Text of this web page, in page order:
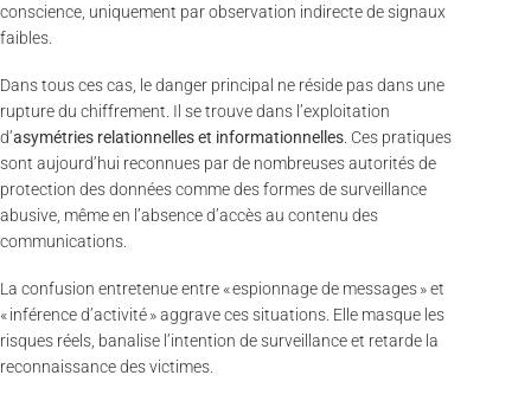
conscience, uniquement par observation indirecte de signaux
faibles.
Dans tous ces cas, le danger principal ne réside pas dans une
rupture du chiffrement. Il se trouve dans l’exploitation
d’asymétries relationnelles et informationnelles . Ces pratiques
sont aujourd’hui reconnues par de nombreuses autorités de
protection des données comme des formes de surveillance
abusive, même en l’absence d’accès au contenu des
communications.
La confusion entretenue entre « espionnage de messages » et
« inférence d’activité » aggrave ces situations. Elle masque les
risques réels, banalise l’intention de surveillance et retarde la
reconnaissance des victimes.